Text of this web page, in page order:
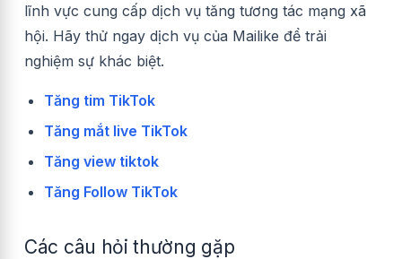
lĩnh vực cung cấp dịch vụ tăng tương tác mạng xã
hội. Hãy thử ngay dịch vụ của Mailike để trải
nghiệm sự khác biệt.
Tăng tim TikTok
Tăng mắt live TikTok
Tăng view tiktok
Tăng Follow TikTok
Các câu hỏi thường gặp